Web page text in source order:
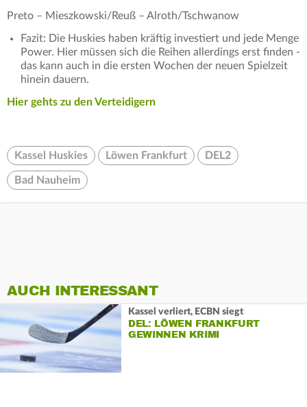
Preto – Mieszkowski/Reuß – Alroth/Tschwanow
Fazit: Die Huskies haben kräftig investiert und jede Menge
Power. Hier müssen sich die Reihen allerdings erst finden -
das kann auch in die ersten Wochen der neuen Spielzeit
hinein dauern.
Hier gehts zu den Verteidigern
Kassel Huskies Löwen Frankfurt DEL2
Bad Nauheim
AUCH INTERESSANT
Kassel verliert, ECBN siegt
DEL: LÖWEN FRANKFURT
GEWINNEN KRIMI